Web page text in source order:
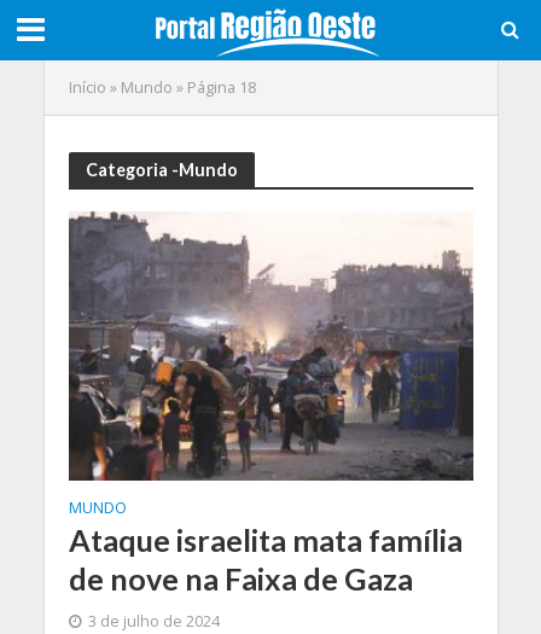
Início » Mundo » Página 18
Categoria -Mundo
MUNDO
Ataque israelita mata família
de nove na Faixa de Gaza
3 de julho de 2024